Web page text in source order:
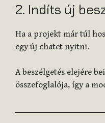
2. Indíts új
Ha a projekt már túl
egy új chatet nyitni.
A beszélgetés elejére
összefoglalója, így a